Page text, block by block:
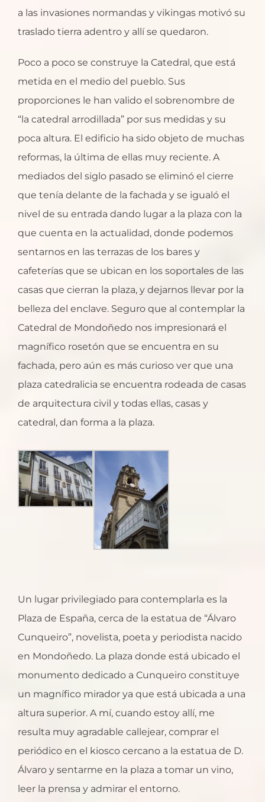
a las invasiones normandas y vikingas motivó su
traslado tierra adentro y allí se quedaron.
Poco a poco se construye la Catedral, que está
metida en el medio del pueblo. Sus
proporciones le han valido el sobrenombre de
“la catedral arrodillada” por sus medidas y su
poca altura. El edificio ha sido objeto de muchas
reformas, la última de ellas muy reciente. A
mediados del siglo pasado se eliminó el cierre
que tenía delante de la fachada y se igualó el
nivel de su entrada dando lugar a la plaza con la
que cuenta en la actualidad, donde podemos
sentarnos en las terrazas de los bares y
cafeterías que se ubican en los soportales de las
casas que cierran la plaza, y dejarnos llevar por la
belleza del enclave. Seguro que al contemplar la
Catedral de Mondoñedo nos impresionará el
magnífico rosetón que se encuentra en su
fachada, pero aún es más curioso ver que una
plaza catedralicia se encuentra rodeada de casas
de arquitectura civil y todas ellas, casas y
catedral, dan forma a la plaza.
Un lugar privilegiado para contemplarla es la
Plaza de España, cerca de la estatua de “Álvaro
Cunqueiro”, novelista, poeta y periodista nacido
en Mondoñedo. La plaza donde está ubicado el
monumento dedicado a Cunqueiro constituye
un magnífico mirador ya que está ubicada a una
altura superior. A mí, cuando estoy allí, me
resulta muy agradable callejear, comprar el
periódico en el kiosco cercano a la estatua de D.
Álvaro y sentarme en la plaza a tomar un vino,
leer la prensa y admirar el entorno.